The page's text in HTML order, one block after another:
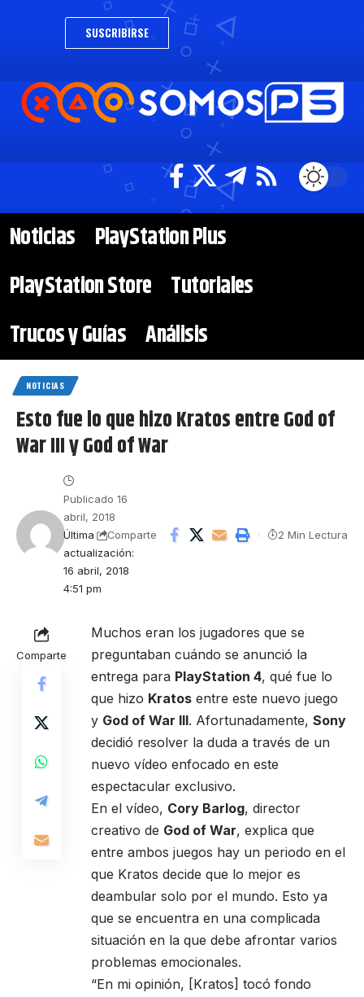
SUSCRIBIRSE
Noticias
PlayStation Plus
PlayStation Store Tutoriales
Trucos y Guías Análisis
NOTICIAS
Esto fue lo que hizo Kratos entre God of
War III y God of War
Última
actualización:
16 abril, 2018
4:51 pm
Publicado 16
abril, 2018
Comparte 2 Min Lectura
Comparte
Muchos eran los jugadores que se
preguntaban cuándo se anunció la
entrega para PlayStation 4, qué fue lo
que hizo Kratos entre este nuevo juego
y God of War III. Afortunadamente, Sony
decidió resolver la duda a través de un
nuevo vídeo enfocado en este
espectacular exclusivo.
En el vídeo, Cory Barlog, director
creativo de God of War, explica que
entre ambos juegos hay un periodo en el
que Kratos decide que lo mejor es
deambular solo por el mundo. Esto ya
que se encuentra en una complicada
situación en la que debe afrontar varios
problemas emocionales.
“En mi opinión, [Kratos] tocó fondo